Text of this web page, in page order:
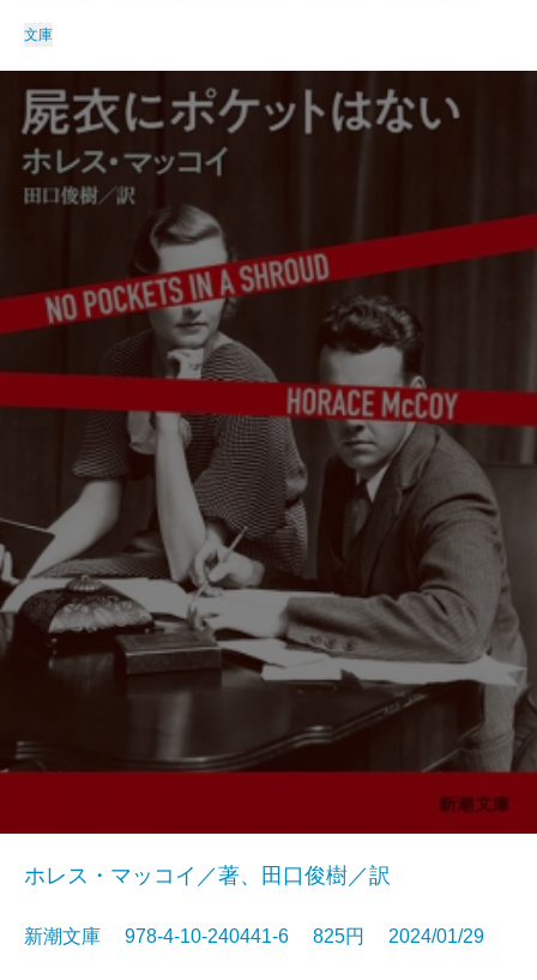
文庫
ホレス・マッコイ／著、田口俊樹／訳
新潮文庫 978-4-10-240441-6 825円 2024/01/29